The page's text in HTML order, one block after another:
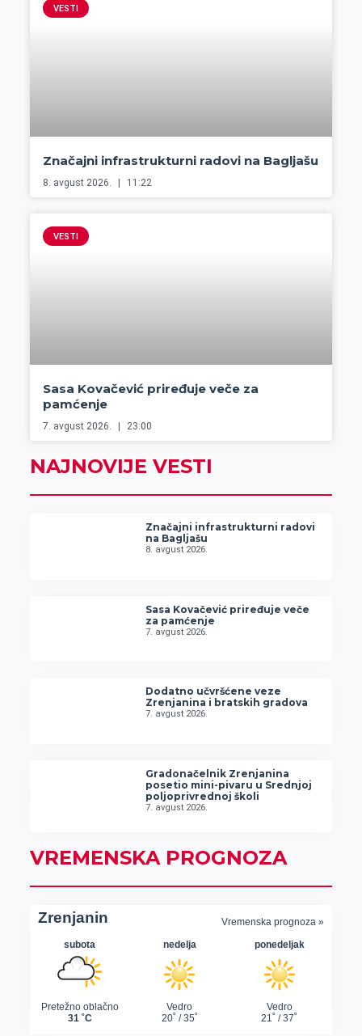
VESTI
Značajni infrastrukturni radovi na Bagljašu
8. avgust 2026. 11:22
VESTI
Sasa Kovačević priređuje veče za
pamćenje
7. avgust 2026. 23:00
NAJNOVIJE VESTI
Značajni infrastrukturni radovi
na Bagljašu
8. avgust 2026.
Sasa Kovačević priređuje veče
za pamćenje
7. avgust 2026.
Dodatno učvršćene veze
Zrenjanina i bratskih gradova
7. avgust 2026.
Gradonačelnik Zrenjanina
posetio mini-pivaru u Srednjoj
poljoprivrednoj školi
7. avgust 2026.
VREMENSKA PROGNOZA